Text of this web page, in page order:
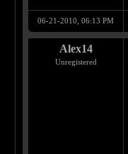
06-21-2010, 06:13 PM
Alex14
Unregistered